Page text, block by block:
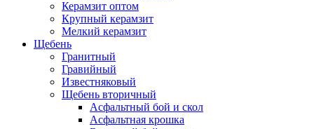
Керамзит оптом
Крупный керамзит
Мелкий керамзит
Щебень
Гранитный
Гравийный
Известняковый
Щебень вторичный
Асфальтный бой и скол
Асфальтная крошка